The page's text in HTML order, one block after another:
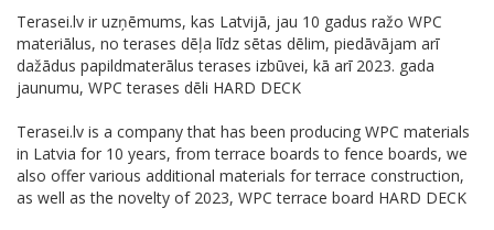
Terasei.lv ir uzņēmums, kas Latvijā, jau 10 gadus ražo WPC
materiālus, no terases dēļa līdz sētas dēlim, piedāvājam arī
dažādus papildmaterālus terases izbūvei, kā arī 2023. gada
jaunumu, WPC terases dēli HARD DECK
Terasei.lv is a company that has been producing WPC materials
in Latvia for 10 years, from terrace boards to fence boards, we
also offer various additional materials for terrace construction,
as well as the novelty of 2023, WPC terrace board HARD DECK